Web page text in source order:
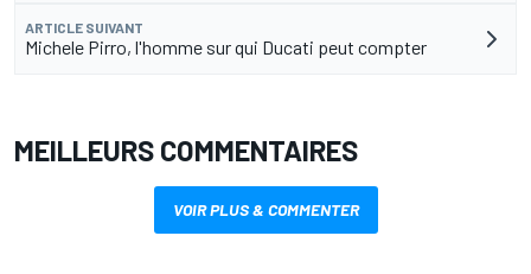
ARTICLE SUIVANT
Michele Pirro, l'homme sur qui Ducati peut compter
MEILLEURS COMMENTAIRES
VOIR PLUS & COMMENTER